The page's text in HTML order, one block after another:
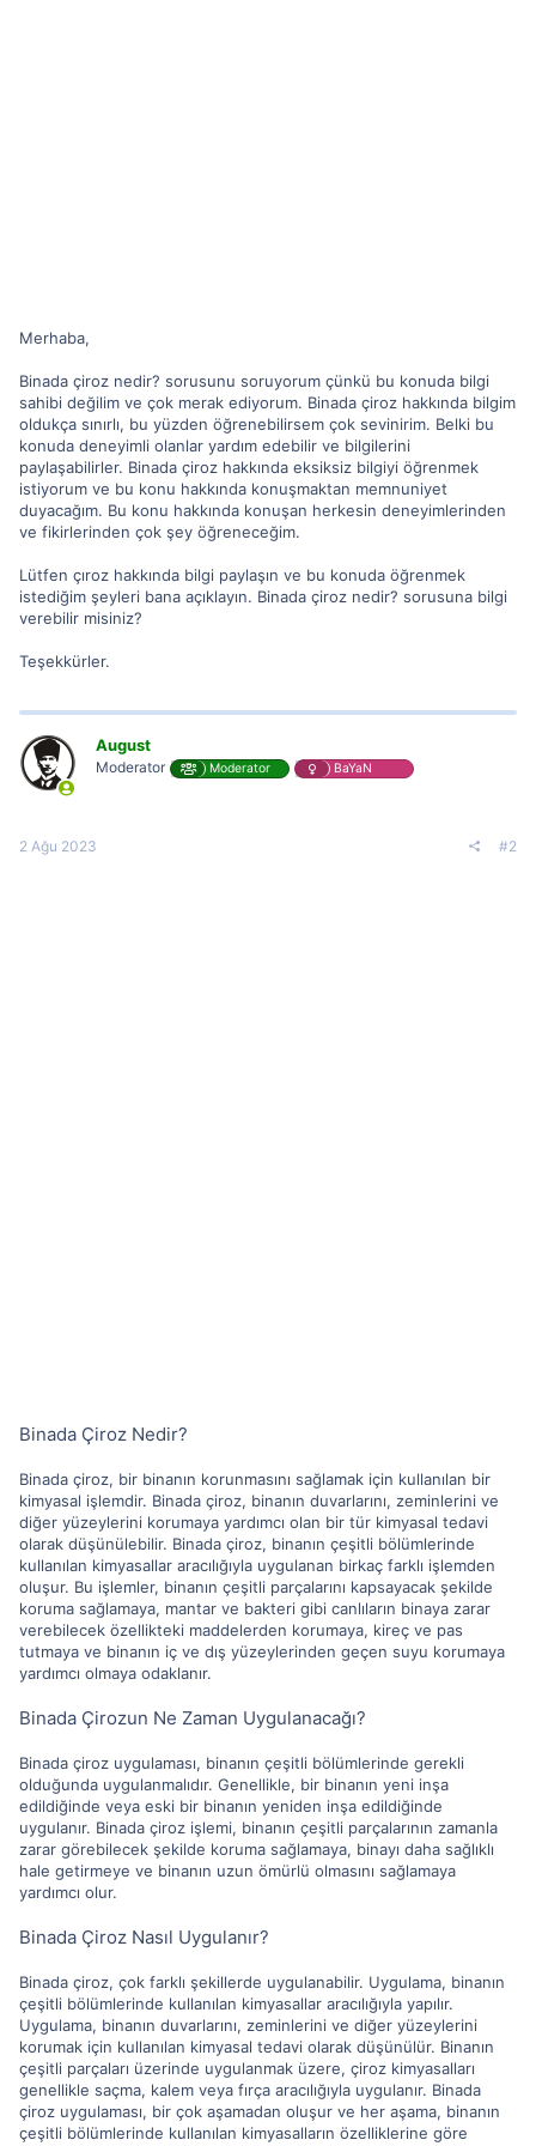
Merhaba,
Binada çiroz nedir? sorusunu soruyorum çünkü bu konuda bilgi
sahibi değilim ve çok merak ediyorum. Binada çiroz hakkında bilgim
oldukça sınırlı, bu yüzden öğrenebilirsem çok sevinirim. Belki bu
konuda deneyimli olanlar yardım edebilir ve bilgilerini
paylaşabilirler. Binada çiroz hakkında eksiksiz bilgiyi öğrenmek
istiyorum ve bu konu hakkında konuşmaktan memnuniyet
duyacağım. Bu konu hakkında konuşan herkesin deneyimlerinden
ve fikirlerinden çok şey öğreneceğim.
Lütfen çıroz hakkında bilgi paylaşın ve bu konuda öğrenmek
istediğim şeyleri bana açıklayın. Binada çiroz nedir? sorusuna bilgi
verebilir misiniz?
Teşekkürler.
August
Moderator Moderator BaYaN
2 Ağu 2023 #2
Binada Çiroz Nedir?
Binada çiroz, bir binanın korunmasını sağlamak için kullanılan bir
kimyasal işlemdir. Binada çiroz, binanın duvarlarını, zeminlerini ve
diğer yüzeylerini korumaya yardımcı olan bir tür kimyasal tedavi
olarak düşünülebilir. Binada çiroz, binanın çeşitli bölümlerinde
kullanılan kimyasallar aracılığıyla uygulanan birkaç farklı işlemden
oluşur. Bu işlemler, binanın çeşitli parçalarını kapsayacak şekilde
koruma sağlamaya, mantar ve bakteri gibi canlıların binaya zarar
verebilecek özellikteki maddelerden korumaya, kireç ve pas
tutmaya ve binanın iç ve dış yüzeylerinden geçen suyu korumaya
yardımcı olmaya odaklanır.
Binada Çirozun Ne Zaman Uygulanacağı?
Binada çiroz uygulaması, binanın çeşitli bölümlerinde gerekli
olduğunda uygulanmalıdır. Genellikle, bir binanın yeni inşa
edildiğinde veya eski bir binanın yeniden inşa edildiğinde
uygulanır. Binada çiroz işlemi, binanın çeşitli parçalarının zamanla
zarar görebilecek şekilde koruma sağlamaya, binayı daha sağlıklı
hale getirmeye ve binanın uzun ömürlü olmasını sağlamaya
yardımcı olur.
Binada Çiroz Nasıl Uygulanır?
Binada çiroz, çok farklı şekillerde uygulanabilir. Uygulama, binanın
çeşitli bölümlerinde kullanılan kimyasallar aracılığıyla yapılır.
Uygulama, binanın duvarlarını, zeminlerini ve diğer yüzeylerini
korumak için kullanılan kimyasal tedavi olarak düşünülür. Binanın
çeşitli parçaları üzerinde uygulanmak üzere, çiroz kimyasalları
genellikle saçma, kalem veya fırça aracılığıyla uygulanır. Binada
çiroz uygulaması, bir çok aşamadan oluşur ve her aşama, binanın
çeşitli bölümlerinde kullanılan kimyasalların özelliklerine göre